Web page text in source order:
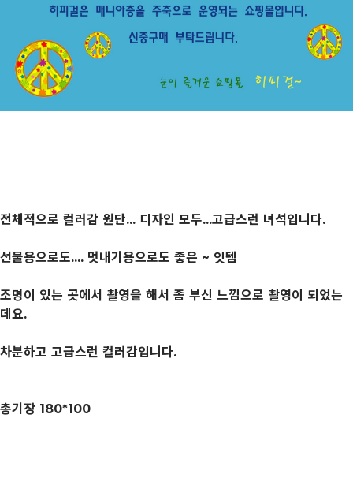
전체적으로 컬러감 원단... 디자인 모두...고급스런 녀석입니다.
선물용으로도.... 멋내기용으로도 좋은 ~ 잇템
조명이 있는 곳에서 촬영을 해서 좀 부신 느낌으로 촬영이 되었는
데요.
차분하고 고급스런 컬러감입니다.
총기장 180*100